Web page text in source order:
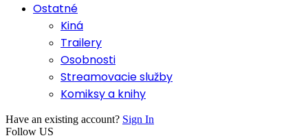
Ostatné
Kiná
Trailery
Osobnosti
Streamovacie služby
Komiksy a knihy
Have an existing account? Sign In
Follow US